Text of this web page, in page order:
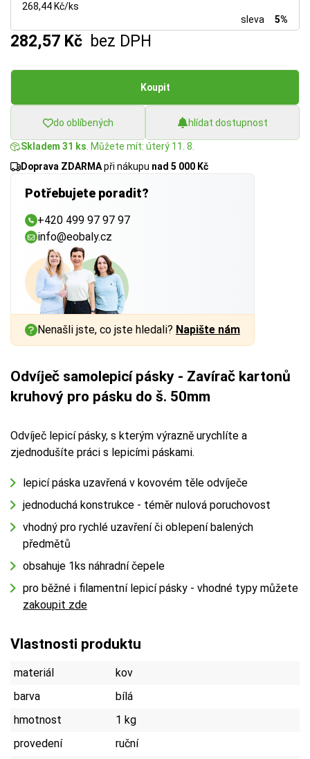
268,44 Kč/ks
sleva
5%
282,57 Kč bez DPH
Koupit
do oblíbených hlídat dostupnost
Skladem 31 ks . Můžete mít: úterý 11. 8.
Doprava ZDARMApři nákupu nad 5 000 Kč
Potřebujete poradit?
+420 499 97 97 97
info@eobaly.cz
Nenašli jste, co jste hledali? Napište nám
Odvíječ samolepicí pásky - Zavírač kartonů
kruhový pro pásku do š. 50mm
Odvíječ lepicí pásky, s kterým výrazně urychlíte a
zjednodušíte práci s lepicími páskami.
lepicí páska uzavřená v kovovém těle odvíječe
jednoduchá konstrukce - téměr nulová poruchovost
vhodný pro rychlé uzavření či oblepení balených
předmětů
obsahuje 1ks náhradní čepele
pro běžné i filamentní lepicí pásky - vhodné typy můžete
zakoupit zde
Vlastnosti produktu
materiál
kov
barva
bílá
hmotnost
1 kg
provedení
ruční